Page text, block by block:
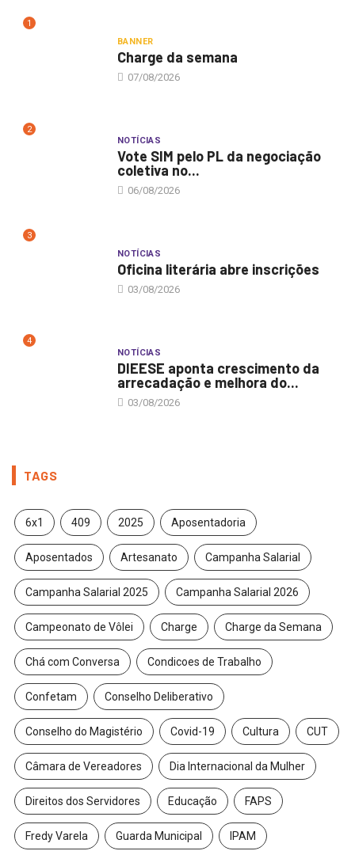
1
BANNER
Charge da semana
07/08/2026
2
NOTÍCIAS
Vote SIM pelo PL da negociação
coletiva no...
06/08/2026
3
NOTÍCIAS
Oficina literária abre inscrições
03/08/2026
4
NOTÍCIAS
DIEESE aponta crescimento da
arrecadação e melhora do...
03/08/2026
TAGS
6x1 409 2025 Aposentadoria
Aposentados Artesanato Campanha Salarial
Campanha Salarial 2025 Campanha Salarial 2026
Campeonato de Vôlei Charge Charge da Semana
Chá com Conversa Condicoes de Trabalho
Confetam Conselho Deliberativo
Conselho do Magistério Covid-19 Cultura CUT
Câmara de Vereadores Dia Internacional da Mulher
Direitos dos Servidores Educação FAPS
Fredy Varela Guarda Municipal IPAM